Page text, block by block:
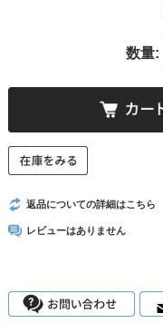
数量:
返品についての詳細はこちら
レビューはありません